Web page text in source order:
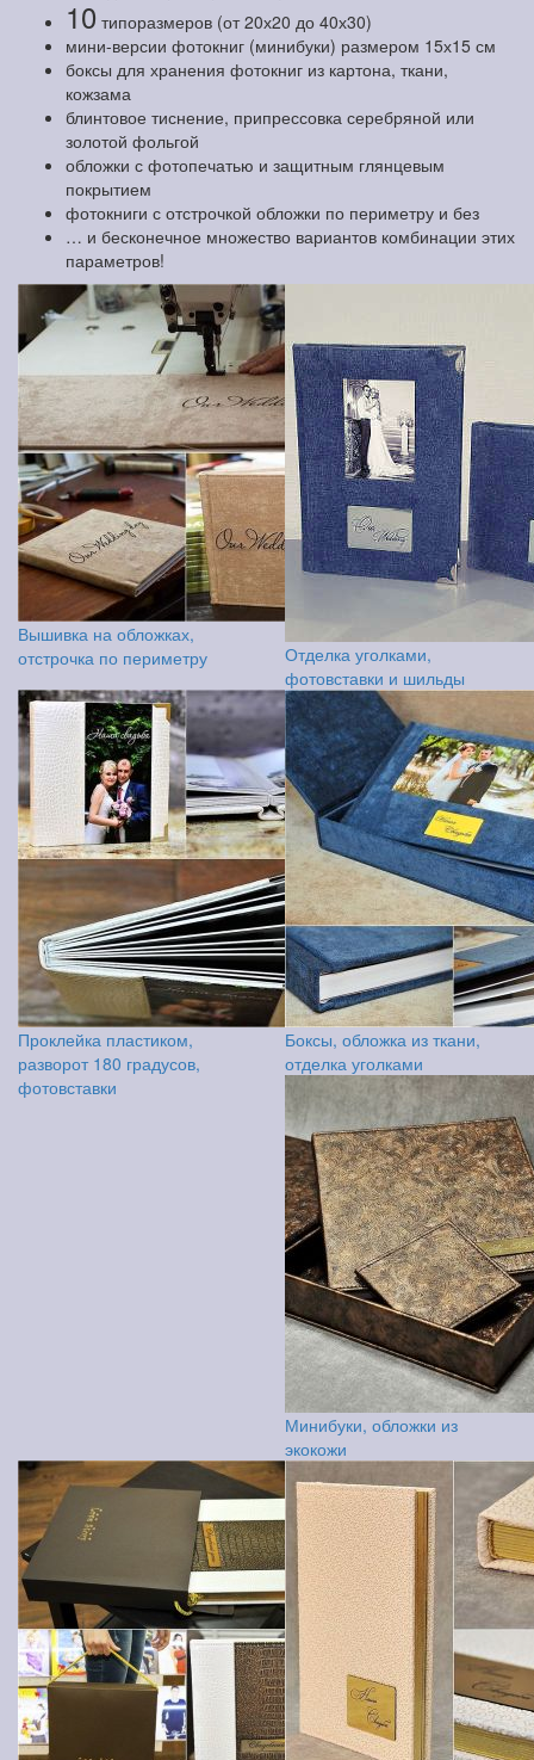
10 типоразмеров (от 20х20 до 40х30)
мини-версии фотокниг (минибуки) размером 15х15 см
боксы для хранения фотокниг из картона, ткани,
кожзама
блинтовое тиснение, припрессовка серебряной или
золотой фольгой
обложки с фотопечатью и защитным глянцевым
покрытием
фотокниги с отстрочкой обложки по периметру и без
… и бесконечное множество вариантов комбинации этих
параметров!
Вышивка на обложках,
отстрочка по периметру
Отделка уголками,
фотовставки и шильды
Проклейка пластиком,
разворот 180 градусов,
фотовставки
Боксы, обложка из ткани,
отделка уголками
Минибуки, обложки из
экокожи